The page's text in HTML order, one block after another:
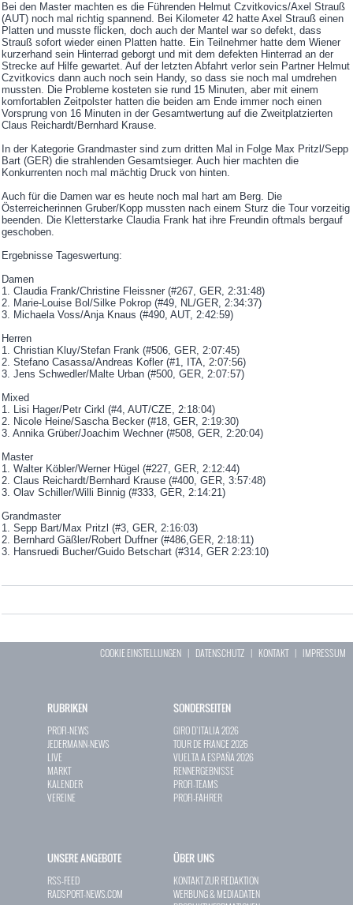
Bei den Master machten es die Führenden Helmut Czvitkovics/Axel Strauß
(AUT) noch mal richtig spannend. Bei Kilometer 42 hatte Axel Strauß einen
Platten und musste flicken, doch auch der Mantel war so defekt, dass
Strauß sofort wieder einen Platten hatte. Ein Teilnehmer hatte dem Wiener
kurzerhand sein Hinterrad geborgt und mit dem defekten Hinterrad an der
Strecke auf Hilfe gewartet. Auf der letzten Abfahrt verlor sein Partner Helmut
Czvitkovics dann auch noch sein Handy, so dass sie noch mal umdrehen
mussten. Die Probleme kosteten sie rund 15 Minuten, aber mit einem
komfortablen Zeitpolster hatten die beiden am Ende immer noch einen
Vorsprung von 16 Minuten in der Gesamtwertung auf die Zweitplatzierten
Claus Reichardt/Bernhard Krause.
In der Kategorie Grandmaster sind zum dritten Mal in Folge Max Pritzl/Sepp
Bart (GER) die strahlenden Gesamtsieger. Auch hier machten die
Konkurrenten noch mal mächtig Druck von hinten.
Auch für die Damen war es heute noch mal hart am Berg. Die
Österreicherinnen Gruber/Kopp mussten nach einem Sturz die Tour vorzeitig
beenden. Die Kletterstarke Claudia Frank hat ihre Freundin oftmals bergauf
geschoben.
Ergebnisse Tageswertung:
Damen
1. Claudia Frank/Christine Fleissner (#267, GER, 2:31:48)
2. Marie-Louise Bol/Silke Pokrop (#49, NL/GER, 2:34:37)
3. Michaela Voss/Anja Knaus (#490, AUT, 2:42:59)
Herren
1. Christian Kluy/Stefan Frank (#506, GER, 2:07:45)
2. Stefano Casassa/Andreas Kofler (#1, ITA, 2:07:56)
3. Jens Schwedler/Malte Urban (#500, GER, 2:07:57)
Mixed
1. Lisi Hager/Petr Cirkl (#4, AUT/CZE, 2:18:04)
2. Nicole Heine/Sascha Becker (#18, GER, 2:19:30)
3. Annika Grüber/Joachim Wechner (#508, GER, 2:20:04)
Master
1. Walter Köbler/Werner Hügel (#227, GER, 2:12:44)
2. Claus Reichardt/Bernhard Krause (#400, GER, 3:57:48)
3. Olav Schiller/Willi Binnig (#333, GER, 2:14:21)
Grandmaster
1. Sepp Bart/Max Pritzl (#3, GER, 2:16:03)
2. Bernhard Gäßler/Robert Duffner (#486,GER, 2:18:11)
3. Hansruedi Bucher/Guido Betschart (#314, GER 2:23:10)
COOKIE EINSTELLUNGEN | DATENSCHUTZ | KONTAKT| IMPRESSUM
RUBRIKEN
PROFI-NEWS
JEDERMANN-NEWS
LIVE
MARKT
KALENDER
VEREINE
SONDERSEITEN
GIRO D`ITALIA 2026
TOUR DE FRANCE 2026
VUELTA A ESPAÑA 2026
RENNERGEBNISSE
PROFI-TEAMS
PROFI-FAHRER
UNSERE ANGEBOTE
RSS-FEED
RADSPORT-NEWS.COM
ÜBER UNS
KONTAKT ZUR REDAKTION
WERBUNG & MEDIADATEN